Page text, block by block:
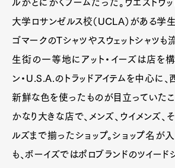
ルがとにかくブームだった。ウエストウッ
大学ロサンゼルス校（UCLA）がある学生
ゴマークのTシャツやスウェットシャツも
生街の一等地にアット・イーズは店を構
ン・U.S.A.のトラッドアイテムを中心に、
新鮮な色を使ったものが目立っていたこ
かなり大きな店で、メンズ、ウイメンズ、
ルズまで揃ったショップ。ショップ名が
も、ボーイズではポロブランドのツイード